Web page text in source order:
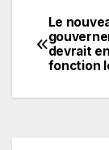
de
Le
devrait
fonction